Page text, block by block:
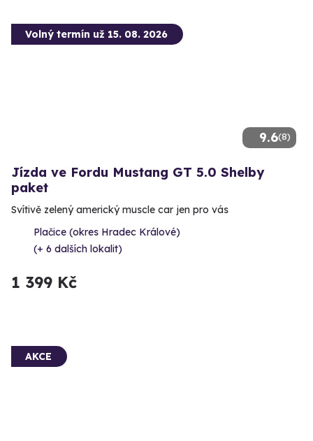
9.6(8)
Volný termín už 15. 08. 2026
Jízda ve Fordu Mustang GT 5.0 Shelby
paket
Svítivě zelený americký muscle car jen pro vás
Plačice (okres Hradec Králové)
(+ 6 dalších lokalit)
1 399 Kč
AKCE